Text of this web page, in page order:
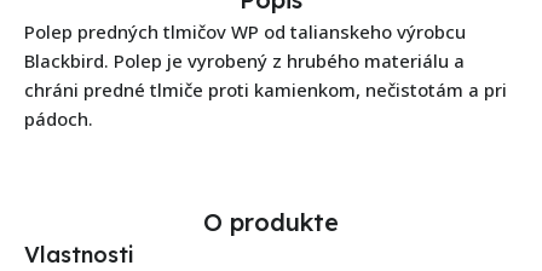
Polep predných tlmičov WP od talianskeho výrobcu
Blackbird. Polep je vyrobený z hrubého materiálu a
chráni predné tlmiče proti kamienkom, nečistotám a pri
pádoch.
O produkte
Vlastnosti